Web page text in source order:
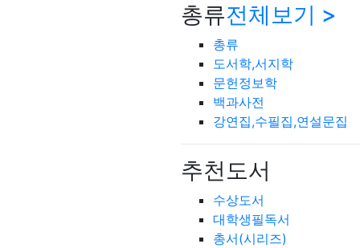
총류전체보기 >
총류
도서학,서지학
문헌정보학
백과사전
강연집,수필집,연설문집
추천도서
수상도서
대학생필독서
총서(시리즈)